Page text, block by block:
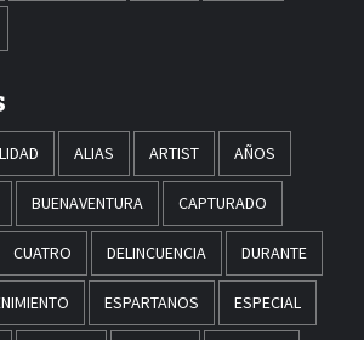
ALIAS ARTIST AÑOS
BUENAVENTURA CAPTURADO
CUATRO DELINCUENCIA DURANTE
ESPARTANOS ESPECIAL